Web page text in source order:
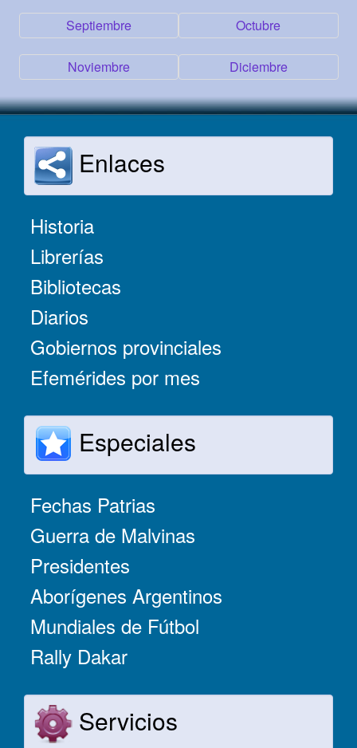
Septiembre Octubre
Noviembre Diciembre
Enlaces
Historia
Librerías
Bibliotecas
Diarios
Gobiernos provinciales
Efemérides por mes
Especiales
Fechas Patrias
Guerra de Malvinas
Presidentes
Aborígenes Argentinos
Mundiales de Fútbol
Rally Dakar
Servicios